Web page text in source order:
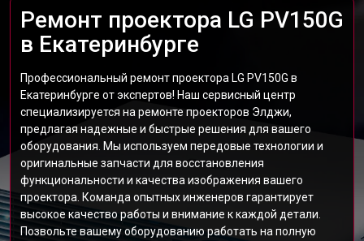
Ремонт проектора LG PV150G
в Екатеринбурге
Профессиональный ремонт проектора LG PV150G в
Екатеринбурге от экспертов! Наш сервисный центр
специализируется на ремонте проекторов Элджи,
предлагая надежные и быстрые решения для вашего
оборудования. Мы используем передовые технологии и
оригинальные запчасти для восстановления
функциональности и качества изображения вашего
проектора. Команда опытных инженеров гарантирует
высокое качество работы и внимание к каждой детали.
Позвольте вашему оборудованию работать на полную